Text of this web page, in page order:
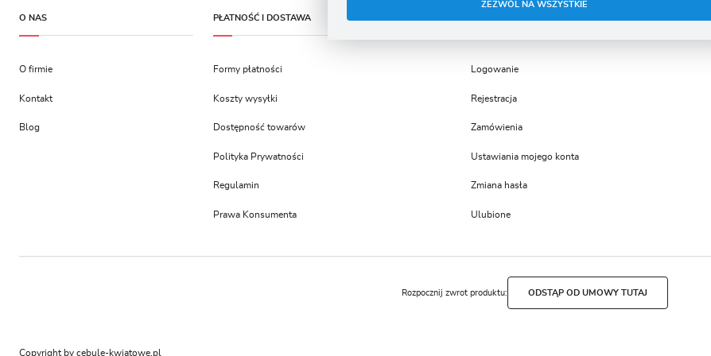
O NAS
O firmie
Kontakt
Blog
PŁATNOŚĆ I DOSTAWA
Formy płatności
Koszty wysyłki
Dostępność towarów
Polityka Prywatności
Regulamin
Prawa Konsumenta
Logowanie
Rejestracja
Zamówienia
Ustawiania mojego konta
Zmiana hasła
Ulubione
Rozpocznij zwrot produktu: ODSTĄP OD UMOWY TUTAJ
Copyright by cebule-kwiatowe.pl
nam na ocenę naszych serwisów internetowych pod względem ich popularności wśród
użytkowników. Zgromadzone informacje są przetwarzane w formie zanonimizowanej. Wyrażenie
Reklamowe
Twoich upodobań oraz Twoich zwyczajów dotyczących przeglądanej witryny internetowej. Treści
prezentujących nasze treści w postaci wiadomości, ofert, komunikatów mediów społecznościowych.
ZEZWÓL NA WSZYSTKIE